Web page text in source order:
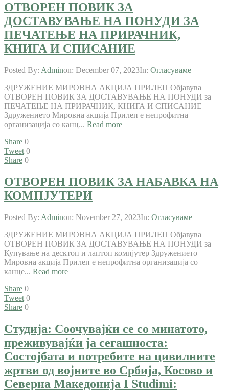
ОТВОРЕН ПОВИК ЗА
ДОСТАВУВАЊЕ НА ПОНУДИ ЗА
ПЕЧАТЕЊЕ НА ПРИРАЧНИК,
КНИГА И СПИСАНИЕ
Posted By: Adminon: December 07, 2023In: Огласуваме
ЗДРУЖЕНИЕ МИРОВНА АКЦИЈА ПРИЛЕП Објавува
ОТВОРЕН ПОВИК ЗА ДОСТАВУВАЊЕ НА ПОНУДИ за
ПЕЧАТЕЊЕ НА ПРИРАЧНИК, КНИГА И СПИСАНИЕ
Здружението Мировна акција Прилеп е непрофитна
организација со канц... Read more
Share 0
Tweet 0
Share 0
ОТВОРЕН ПОВИК ЗА НАБАВКА НА
КОМПЈУТЕРИ
Posted By: Adminon: November 27, 2023In: Огласуваме
ЗДРУЖЕНИЕ МИРОВНА АКЦИЈА ПРИЛЕП Објавува
ОТВОРЕН ПОВИК ЗА ДОСТАВУВАЊЕ НА ПОНУДИ за
Купување на десктоп и лаптоп компјутер Здружението
Мировна акција Прилеп е непрофитна организација со
канце... Read more
Share 0
Tweet 0
Share 0
Студија: Соочувајќи се со минатото,
преживувајќи ја сегашноста:
Состојбата и потребите на цивилните
жртви од војните во Србија, Косово и
Северна Македонија I Studimi: